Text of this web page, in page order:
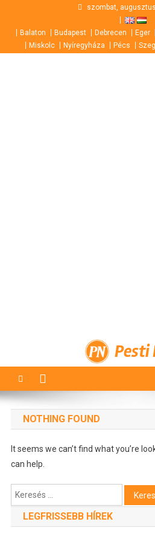
content
szombat,
Balaton Budapest Debrecen Eger
Miskolc
Nyíregyháza Pécs
Pesti
NOTHING FOUND
It seems we can’t find what you’re
can help.
Keresés:
LEGFRISSEBB HÍREK